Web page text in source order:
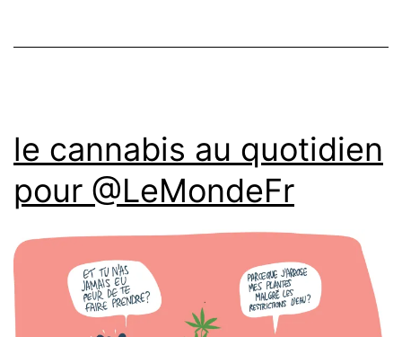
le cannabis au quotidien
pour @LeMondeFr